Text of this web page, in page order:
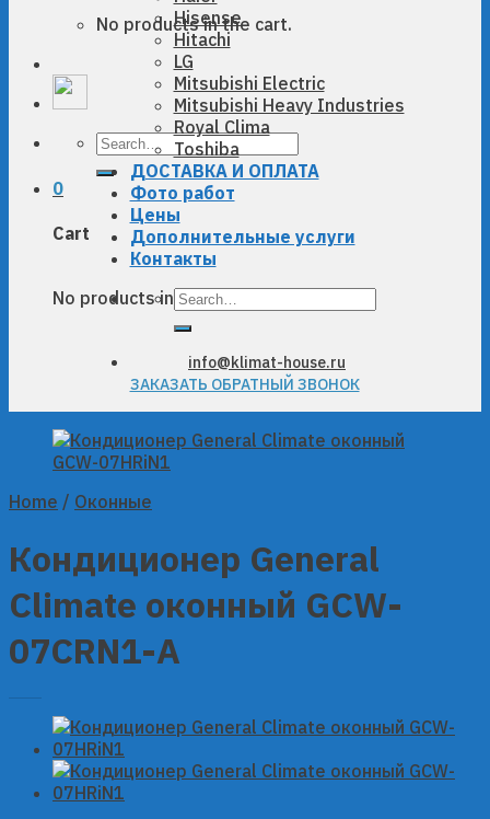
No products in the cart.
Search
0
Cart
No products in the cart.
Hisense
Hitachi
LG
Mitsubishi Electric
Mitsubishi Heavy Industries
Royal Clima
Toshiba
ДОСТАВКА И ОПЛАТА
Фото работ
Цены
Дополнительные услуги
Контакты
Search
info@klimat-house.ru
ЗАКАЗАТЬ ОБРАТНЫЙ ЗВОНОК
Home / Оконные
Кондиционер General
Climate оконный GCW-
07CRN1-A